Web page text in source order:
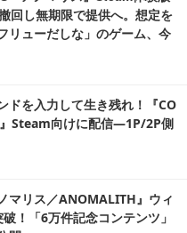
回し無期限で提供へ。想定を
リューだしな」のゲーム、今
ドを入力して生き残れ！『CO
Steam向けに配信―1P/2P側
マリス／ANOMALITH』ウィ
！「6万件記念コンテンツ」